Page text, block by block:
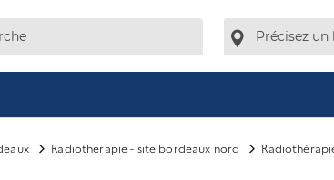
Radiotherapie - site bordeaux nord